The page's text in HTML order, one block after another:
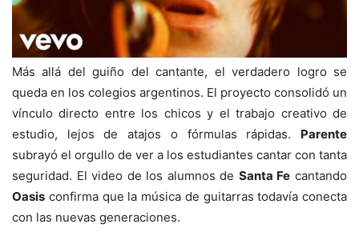
Más allá del guiño del cantante, el verdadero logro se
queda en los colegios argentinos. El proyecto consolidó un
vínculo directo entre los chicos y el trabajo creativo de
estudio, lejos de atajos o fórmulas rápidas. Parente
subrayó el orgullo de ver a los estudiantes cantar con tanta
seguridad. El video de los alumnos de Santa Fe cantando
Oasis confirma que la música de guitarras todavía conecta
con las nuevas generaciones.